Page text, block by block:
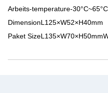
Arbeits-temperature-30°C~65°C
DimensionL125×W52×H40mm
Paket